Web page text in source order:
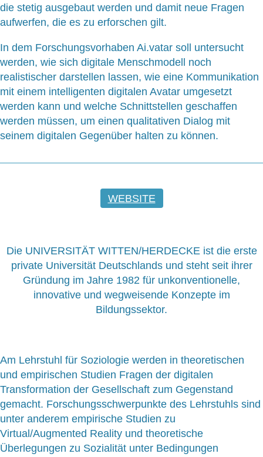
die stetig ausgebaut werden und damit neue Fragen
aufwerfen, die es zu erforschen gilt.
In dem Forschungsvorhaben Ai.vatar soll untersucht
werden, wie sich digitale Menschmodell noch
realistischer darstellen lassen, wie eine Kommunikation
mit einem intelligenten digitalen Avatar umgesetzt
werden kann und welche Schnittstellen geschaffen
werden müssen, um einen qualitativen Dialog mit
seinem digitalen Gegenüber halten zu können.
WEBSITE
Die UNIVERSITÄT WITTEN/HERDECKE ist die erste
private Universität Deutschlands und steht seit ihrer
Gründung im Jahre 1982 für unkonventionelle,
innovative und wegweisende Konzepte im
Bildungssektor.
Am Lehrstuhl für Soziologie werden in theoretischen
und empirischen Studien Fragen der digitalen
Transformation der Gesellschaft zum Gegenstand
gemacht. Forschungsschwerpunkte des Lehrstuhls sind
unter anderem empirische Studien zu
Virtual/Augmented Reality und theoretische
Überlegungen zu Sozialität unter Bedingungen